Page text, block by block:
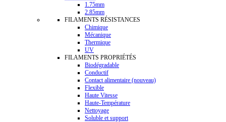
1.75mm
2.85mm
FILAMENTS RÉSISTANCES
Chimique
Mécanique
Thermique
UV
FILAMENTS PROPRIÉTÉS
Biodégradable
Conductif
Contact alimentaire (nouveau)
Flexible
Haute Vitesse
Haute-Température
Nettoyage
Soluble et support